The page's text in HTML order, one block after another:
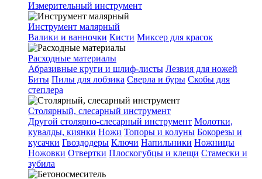
Измерительный инструмент
Инструмент малярный
Валики и ванночки Кисти Миксер для красок
Расходные материалы
Абразивные круги и шлиф-листы Лезвия для ножей
Биты Пилы для лобзика Сверла и буры Скобы для
степлера
Столярный, слесарный инструмент
Другой столярно-слесарный инструмент Молотки,
кувалды, киянки Ножи Топоры и колуны Бокорезы и
кусачки Гвоздодеры Ключи Напильники Ножницы
Ножовки Отвертки Плоскогубцы и клещи Стамески и
зубила